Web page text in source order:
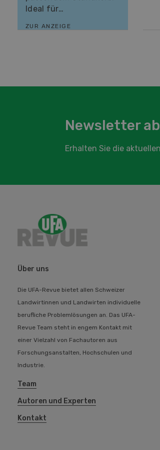
Ideal für…
ZUR ANZEIGE
Newsletter
Erhalten Sie die
Über uns
Die UFA-Revue bietet allen Schweizer
Landwirtinnen und Landwirten individuelle
berufliche Problemlösungen an. Das UFA-
Revue Team steht in engem Kontakt mit
einer Vielzahl von Fachautoren aus
Forschungsanstalten, Hochschulen und
Industrie.
Team
Autoren und Experten
Kontakt